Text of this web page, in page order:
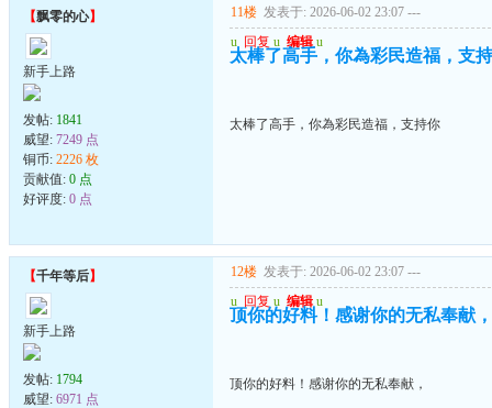
【飘零的心】
新手上路
发帖: 1841
威望: 7249 点
铜币: 2226 枚
贡献值: 0 点
好评度: 0 点
11楼 发表于: 2026-06-02 23:07 ---
u 回复 u 编辑 u
太棒了高手，你為彩民造福，支
太棒了高手，你為彩民造福，支持你
【千年等后】
新手上路
发帖: 1794
威望: 6971 点
12楼 发表于: 2026-06-02 23:07 ---
u 回复 u 编辑 u
顶你的好料！感谢你的无私奉献，
顶你的好料！感谢你的无私奉献，